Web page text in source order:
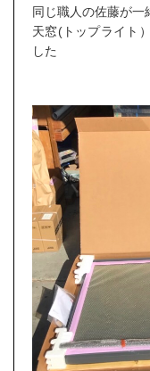
同じ職人の佐藤が一
天窓(トップライト
した